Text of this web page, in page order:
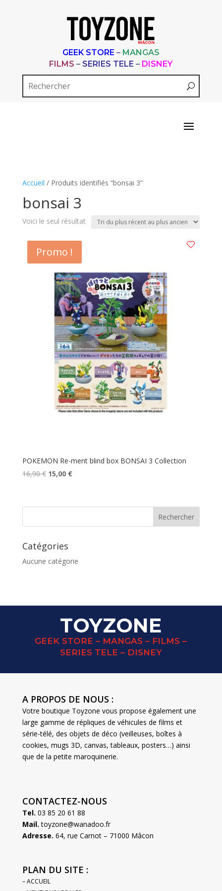
GEEK STORE – MANGAS
FILMS – SERIES TELE – DISNEY
Accueil / Produits identifiés “bonsai 3”
bonsai 3
Voici le seul résultat
Promo !
POKEMON Re-ment blind box BONSAI 3 Collection
16,90€ Le
était :
15,00 €Le
est :
Catégories
Aucune catégorie
TOYZONE
GEEK STORE – MANGAS – FILMS –
SERIES TELE – DISNEY
A PROPOS DE NOUS :
Votre boutique Toyzone vous propose également une
large gamme de répliques de véhicules de films et
série-télé, des objets de déco (veilleuses, boîtes à
cookies, mugs 3D, canvas, tableaux, posters…) ainsi
que de la petite maroquinerie.
CONTACTEZ-NOUS
Tel. 03 85 20 61 88
Mail. toyzone@wanadoo.fr
Adresse. 64, rue Carnot – 71000 Mâcon
PLAN DU SITE :
– ACCUEIL